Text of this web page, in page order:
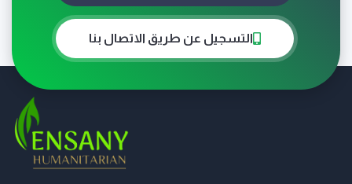
التسجيل عن طريق الاتصال بنا